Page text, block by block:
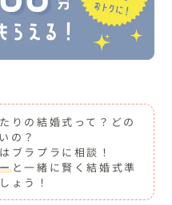
りの結婚式って？どの
の？
ブラプラに相談！
と一緒に賢く結婚式準
ょう！